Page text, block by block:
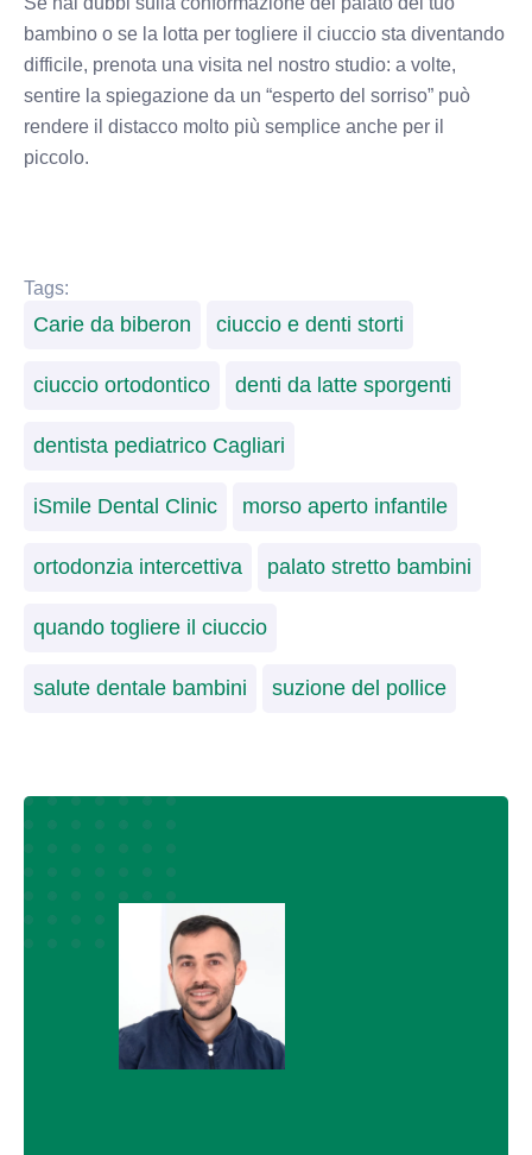
bambino o se la lotta per togliere il ciuccio sta diventando
difficile, prenota una visita nel nostro studio: a volte,
sentire la spiegazione da un “esperto del sorriso” può
rendere il distacco molto più semplice anche per il
piccolo.
Tags:
Carie da biberon ciuccio e denti storti
ciuccio ortodontico denti da latte sporgenti
dentista pediatrico Cagliari
iSmile Dental Clinic morso aperto infantile
ortodonzia intercettiva palato stretto bambini
quando togliere il ciuccio
salute dentale bambini suzione del pollice